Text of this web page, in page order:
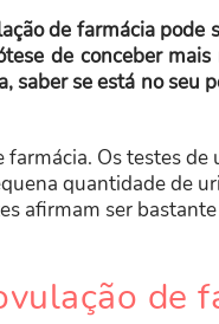
de farmácia pode
de conceber
saber se está no seu
Os testes de
quantidade de
afirmam ser
de